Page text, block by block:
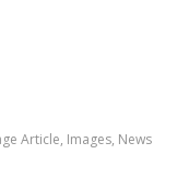
Article, Images, News